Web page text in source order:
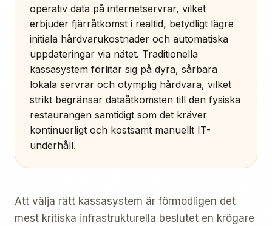
operativ data på internetservrar, vilket
erbjuder fjärråtkomst i realtid, betydligt lägre
initiala hårdvarukostnader och automatiska
uppdateringar via nätet. Traditionella
kassasystem förlitar sig på dyra, sårbara
lokala servrar och otymplig hårdvara, vilket
strikt begränsar dataåtkomsten till den fysiska
restaurangen samtidigt som det kräver
kontinuerligt och kostsamt manuellt IT-
underhåll.
Att välja rätt kassasystem är förmodligen det
mest kritiska infrastrukturella beslutet en krögare